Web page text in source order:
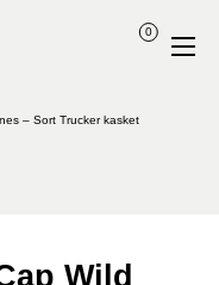
0
– Sort Trucker kasket
Wild